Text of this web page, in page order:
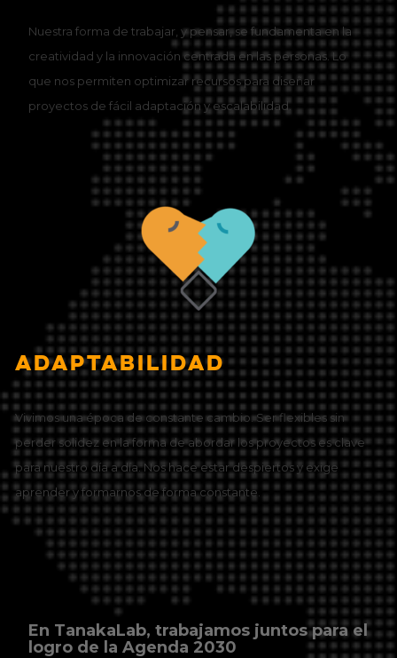
Nuestra forma de trabajar, y pensar, se fundamenta en la
creatividad y la innovación centrada en las personas. Lo
que nos permiten optimizar recursos para diseñar
proyectos de fácil adaptación y escalabilidad.
ADAPTABILIDAD
Vivimos una época de constante cambio. Ser flexibles sin
perder solidez en la forma de abordar los proyectos es clave
para nuestro día a día. Nos hace estar despiertos y exige
aprender y formarnos de forma constante.
En TanakaLab, trabajamos juntos para el
logro de la Agenda 2030